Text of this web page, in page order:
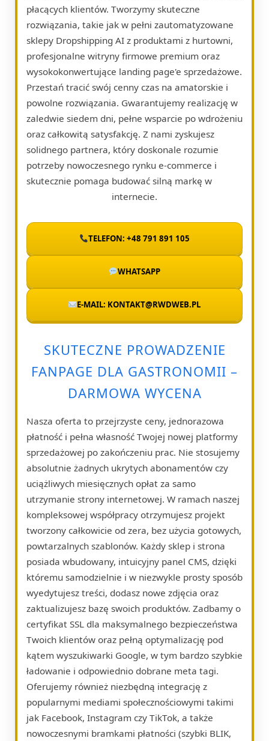
płacących klientów. Tworzymy skuteczne
rozwiązania, takie jak w pełni zautomatyzowane
sklepy Dropshipping AI z produktami z hurtowni,
profesjonalne witryny firmowe premium oraz
wysokokonwertujące landing page'e sprzedażowe.
Przestań tracić swój cenny czas na amatorskie i
powolne rozwiązania. Gwarantujemy realizację w
zaledwie siedem dni, pełne wsparcie po wdrożeniu
oraz całkowitą satysfakcję. Z nami zyskujesz
solidnego partnera, który doskonale rozumie
potrzeby nowoczesnego rynku e-commerce i
skutecznie pomaga budować silną markę w
internecie.
TELEFON: +48 791 891 105
WHATSAPP
E-MAIL: KONTAKT@RWDWEB.PL
SKUTECZNE PROWADZENIE
FANPAGE DLA GASTRONOMII –
DARMOWA WYCENA
Nasza oferta to przejrzyste ceny, jednorazowa
płatność i pełna własność Twojej nowej platformy
sprzedażowej po zakończeniu prac. Nie stosujemy
absolutnie żadnych ukrytych abonamentów czy
uciążliwych miesięcznych opłat za samo
utrzymanie strony internetowej. W ramach naszej
kompleksowej współpracy otrzymujesz projekt
tworzony całkowicie od zera, bez użycia gotowych,
powtarzalnych szablonów. Każdy sklep i strona
posiada wbudowany, intuicyjny panel CMS, dzięki
któremu samodzielnie i w niezwykle prosty sposób
wyedytujesz treści, dodasz nowe zdjęcia oraz
zaktualizujesz bazę swoich produktów. Zadbamy o
certyfikat SSL dla maksymalnego bezpieczeństwa
Twoich klientów oraz pełną optymalizację pod
kątem wyszukiwarki Google, w tym bardzo szybkie
ładowanie i odpowiednio dobrane meta tagi.
Oferujemy również niezbędną integrację z
popularnymi mediami społecznościowymi takimi
jak Facebook, Instagram czy TikTok, a także
nowoczesnymi bramkami płatności (szybki BLIK,